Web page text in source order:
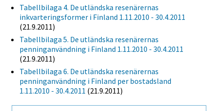
Tabellbilaga 4. De utländska resenärernas
inkvarteringsformer i Finland 1.11.2010 - 30.4.2011
(21.9.2011)
Tabellbilaga 5. De utländska resenärernas
penninganvändning i Finland 1.11.2010 - 30.4.2011
(21.9.2011)
Tabellbilaga 6. De utländska resenärernas
penninganvändning i Finland per bostadsland
1.11.2010 - 30.4.2011 (21.9.2011)